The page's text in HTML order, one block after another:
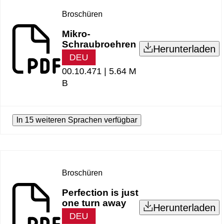
Broschüren
Mikro-
Schraubroehren
DEU
00.10.471 | 5.64 M
B
Herunterladen
In 15 weiteren Sprachen verfügbar
Broschüren
Perfection is just
one turn away
DEU
Herunterladen